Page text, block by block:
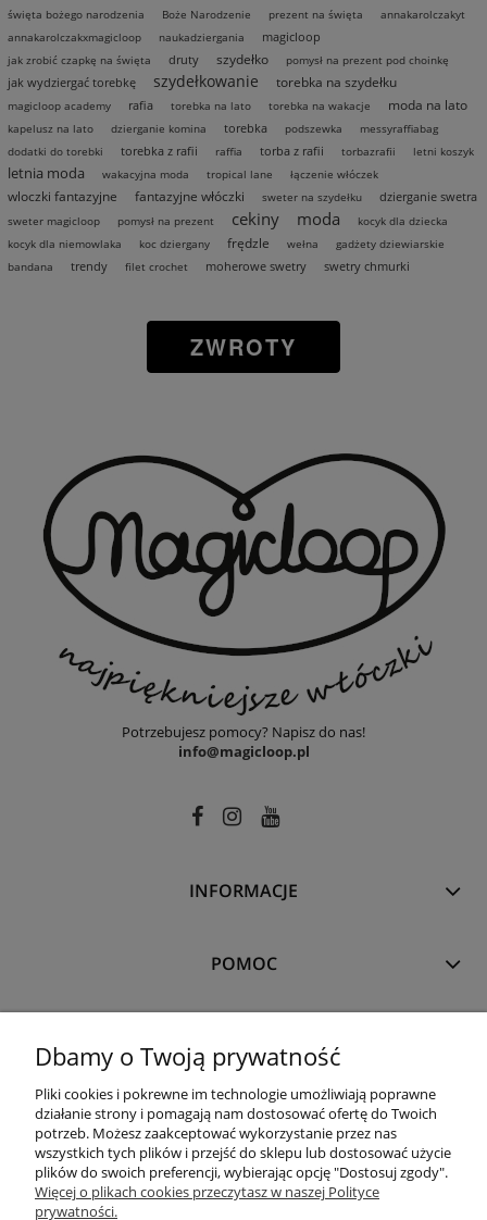
święta bożego narodzenia
Boże Narodzenie prezent na święta
annakarolczakyt
annakarolczakxmagicloop
naukadziergania magicloop
jak zrobić czapkę na święta druty szydełko pomysł na prezent pod choinkę
jak wydziergać torebkę szydełkowanie torebka na szydełku
magicloop academy rafia torebka na lato torebka na wakacje moda na lato
kapelusz na lato dzierganie komina torebka podszewka
messyraffiabag
dodatki do torebki
torebka z rafii raffia torba z rafii torbazrafii letni koszyk
letnia moda wakacyjna moda tropical lane łączenie włóczek
wloczki fantazyjne fantazyjne włóczki sweter na szydełku dzierganie swetra
sweter magicloop pomysł na prezent cekiny moda
kocyk dla dziecka
kocyk dla niemowlaka
koc dziergany frędzle wełna
gadżety dziewiarskie
bandana
trendy filet crochet moherowe swetry swetry chmurki
ZWROTY
Potrzebujesz pomocy? Napisz do nas!
info@magicloop.pl
INFORMACJE
POMOC
PŁATNOŚCI I DOSTAWA
O NAS
Dbamy o Twoją prywatność
Pliki cookies i pokrewne im technologie umożliwiają poprawne
działanie strony i pomagają nam dostosować ofertę do Twoich
potrzeb. Możesz zaakceptować wykorzystanie przez nas
wszystkich tych plików i przejść do sklepu lub dostosować użycie
plików do swoich preferencji, wybierając opcję "Dostosuj zgody".
Więcej o plikach cookies przeczytasz w naszej Polityce
prywatności.